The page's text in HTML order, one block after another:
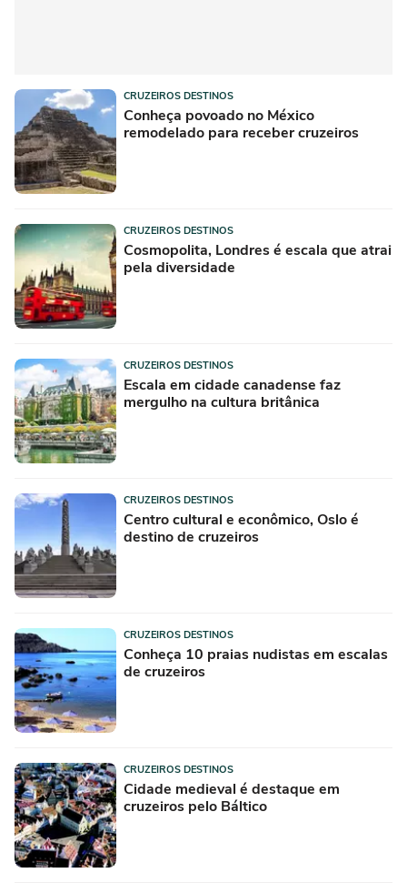
CRUZEIROS DESTINOS
Conheça povoado no México
remodelado para receber cruzeiros
CRUZEIROS DESTINOS
Cosmopolita, Londres é escala que atrai
pela diversidade
CRUZEIROS DESTINOS
Escala em cidade canadense faz
mergulho na cultura britânica
CRUZEIROS DESTINOS
Centro cultural e econômico, Oslo é
destino de cruzeiros
CRUZEIROS DESTINOS
Conheça 10 praias nudistas em escalas
de cruzeiros
CRUZEIROS DESTINOS
Cidade medieval é destaque em
cruzeiros pelo Báltico